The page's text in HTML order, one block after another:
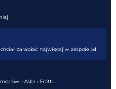
zarabiać najwięcej w zespole xd
- Aslla i Fratt...